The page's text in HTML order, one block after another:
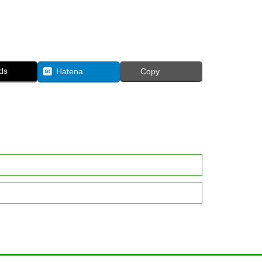
Hatena Copy